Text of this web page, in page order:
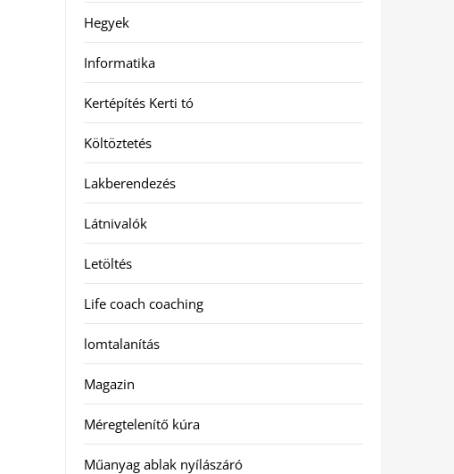
Hegyek
Informatika
Kertépítés Kerti tó
Költöztetés
Lakberendezés
Látnivalók
Letöltés
Life coach coaching
lomtalanítás
Magazin
Méregtelenítő kúra
Műanyag ablak nyílászáró